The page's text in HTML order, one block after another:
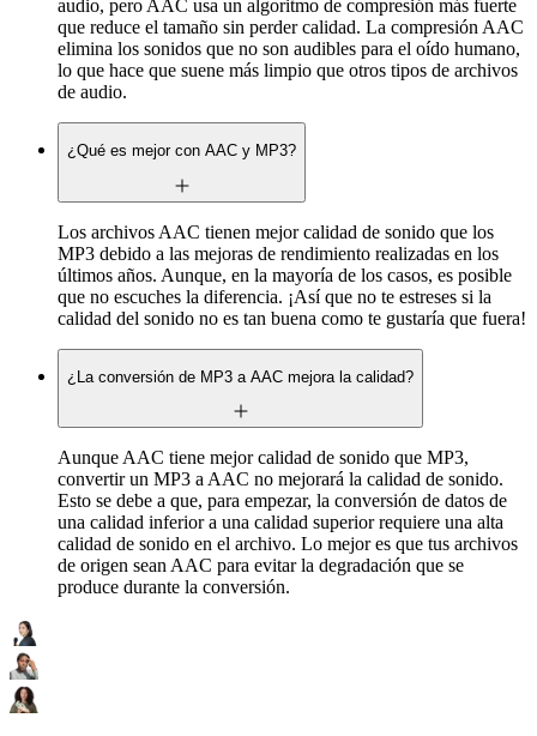
audio, pero AAC usa un algoritmo de compresión más fuerte
que reduce el tamaño sin perder calidad. La compresión AAC
elimina los sonidos que no son audibles para el oído humano,
lo que hace que suene más limpio que otros tipos de archivos
de audio.
¿Qué es mejor con AAC y MP3?
Los archivos AAC tienen mejor calidad de sonido que los
MP3 debido a las mejoras de rendimiento realizadas en los
últimos años. Aunque, en la mayoría de los casos, es posible
que no escuches la diferencia. ¡Así que no te estreses si la
calidad del sonido no es tan buena como te gustaría que fuera!
¿La conversión de MP3 a AAC mejora la calidad?
Aunque AAC tiene mejor calidad de sonido que MP3,
convertir un MP3 a AAC no mejorará la calidad de sonido.
Esto se debe a que, para empezar, la conversión de datos de
una calidad inferior a una calidad superior requiere una alta
calidad de sonido en el archivo. Lo mejor es que tus archivos
de origen sean AAC para evitar la degradación que se
produce durante la conversión.